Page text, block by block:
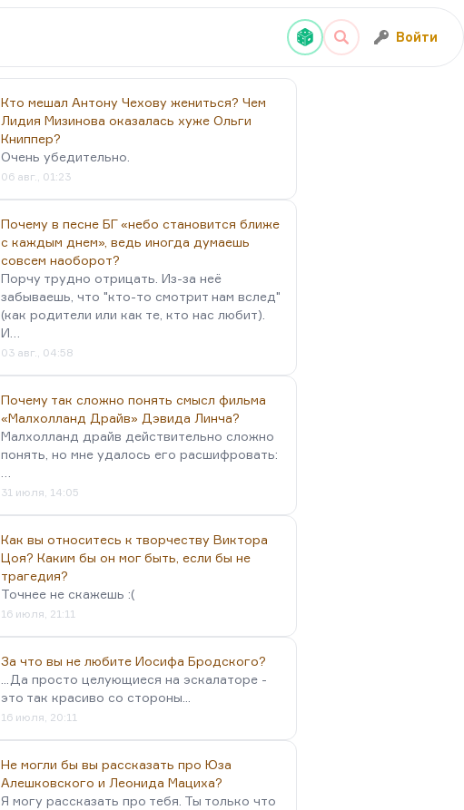
Войти
Кто мешал Антону Чехову жениться? Чем
Лидия Мизинова оказалась хуже Ольги
Книппер?
Очень убедительно.
06 авг., 01:23
Почему в песне БГ «небо становится ближе
с каждым днем», ведь иногда думаешь
совсем наоборот?
Порчу трудно отрицать. Из-за неё
забываешь, что "кто-то смотрит нам вслед"
(как родители или как те, кто нас любит).
И…
03 авг., 04:58
Почему так сложно понять смысл фильма
«Малхолланд Драйв» Дэвида Линча?
Малхолланд драйв действительно сложно
понять, но мне удалось его расшифровать:
31 июля, 14:05
Как вы относитесь к творчеству Виктора
Цоя? Каким бы он мог быть, если бы не
трагедия?
Точнее не скажешь :(
16 июля, 21:11
За что вы не любите Иосифа Бродского?
...Да просто целующиеся на эскалаторе -
это так красиво со стороны...
16 июля, 20:11
Не могли бы вы рассказать про Юза
Алешковского и Леонида Мациха?
Я могу рассказать про тебя. Ты только что